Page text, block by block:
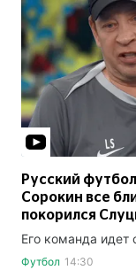
Русский
Сорокин все
покорился
Его команда
Футбол 14:30